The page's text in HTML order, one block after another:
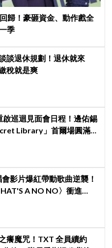
歸！豪砸資金、動作戲全
季
談退休規劃！退休就來
稅就是爽
啟巡迴見面會日程！邊佑錫
Library」首爾場圓滿結
影片爆紅帶動歌曲逆襲！
A NO NO〉衝進
癢魔咒！TXT 全員續約